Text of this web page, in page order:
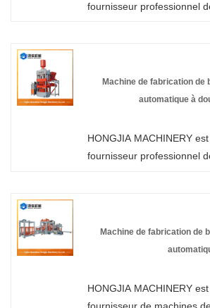
fournisseur professionnel
de notre usine à tout
fournirons des prix
entièrement automatiques
Machine de fabrication de
automatique à
HONGJIA MACHINERY
fournisseur professionnel
blocs hydrauliques,
Nous suivons la qualité du
Machine de fabrication de
HONGJIA MACHINERY